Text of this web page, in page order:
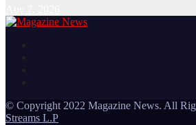
© Copyright 2022 Magazine News. All
Streams L.P